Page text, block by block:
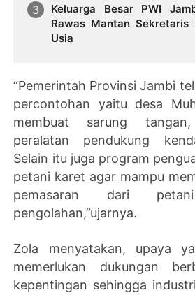
Keluarga Besar PWI
Rawas Mantan Sekretaris
Usia
“Pemerintah Provinsi Jambi
percontohan yaitu desa
membuat sarung
peralatan pendukung
Selain itu juga program
petani karet agar mampu
pemasaran dari
pengolahan,”ujarnya.
Zola menyatakan, upaya
memerlukan dukungan
kepentingan sehingga